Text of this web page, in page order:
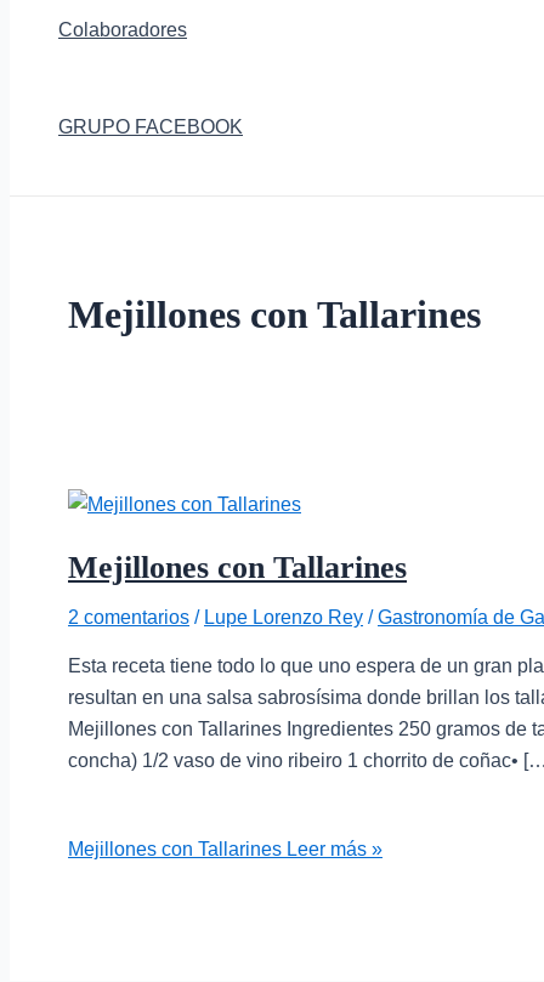
Colaboradores
GRUPO FACEBOOK
Mejillones con Tallarines
Mejillones con Tallarines
2 comentarios / Lupe Lorenzo Rey /Gastronomía de
Esta receta tiene todo lo que uno espera de un gran
resultan en una salsa sabrosísima donde brillan los
Mejillones con Tallarines Ingredientes 250 gramos de
concha) 1/2 vaso de vino ribeiro 1 chorrito de coñac•
Mejillones con Tallarines Leer más »